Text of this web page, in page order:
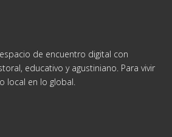
de encuentro digital con
educativo y agustiniano. Para vivir
local en lo global.